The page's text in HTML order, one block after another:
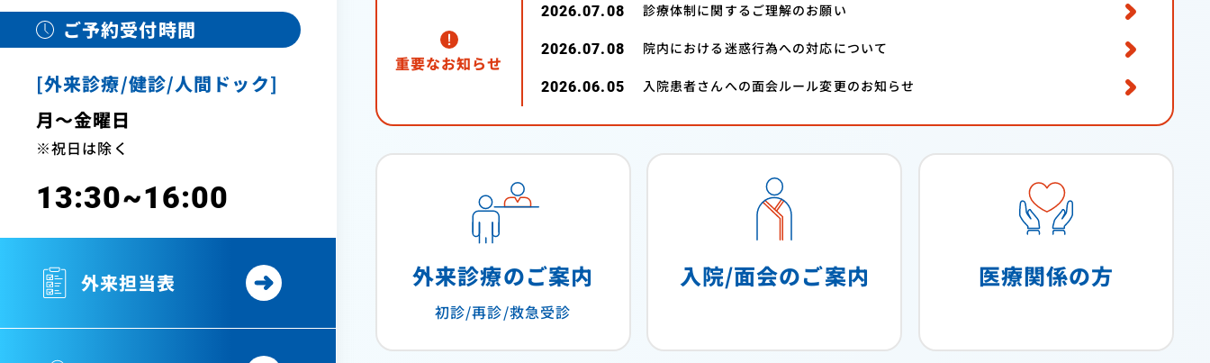
ご予約受付時間
[外来診療/健診/人間ドック]
月～金曜日
※祝日は除く
13:30~16:00
外来担当表
重要なお知らせ
2026.07.08 診療体制に関するご理解のお願い
2026.07.08 院内における迷惑行為への対応について
2026.06.05 入院患者さんへの面会ルール変更のお知らせ
外来診療のご案内
初診/再診/救急受診
入院/面会のご案内 医療関係の方